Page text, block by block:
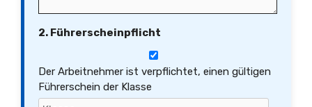
2. Führerscheinpflicht
Der Arbeitnehmer ist verpflichtet, einen gültigen
Führerschein der Klasse